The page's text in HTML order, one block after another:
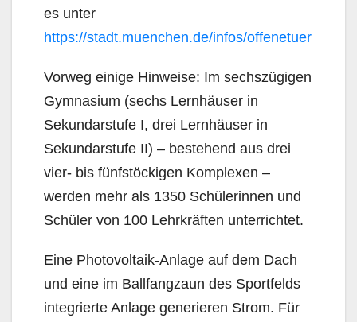
es unter
https://stadt.muenchen.de/infos/offenetuer
Vorweg einige Hinweise: Im sechszügigen
Gymnasium (sechs Lernhäuser in
Sekundarstufe I, drei Lernhäuser in
Sekundarstufe II) – bestehend aus drei
vier- bis fünfstöckigen Komplexen –
werden mehr als 1350 Schülerinnen und
Schüler von 100 Lehrkräften unterrichtet.
Eine Photovoltaik-Anlage auf dem Dach
und eine im Ballfangzaun des Sportfelds
integrierte Anlage generieren Strom. Für